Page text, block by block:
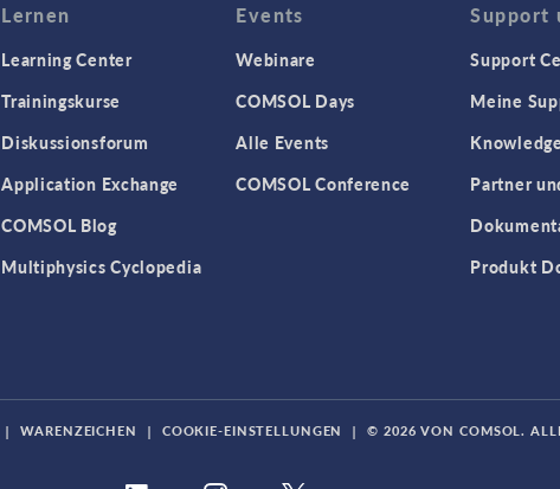
Lernen
Learning Center
Trainingskurse
Diskussionsforum
Application Exchange
COMSOL Blog
Multiphysics Cyclopedia
Events
Webinare
COMSOL Days
Alle Events
COMSOL Conference
Support
Support
Meine
Partner
Produkt
| WARENZEICHEN | COOKIE-EINSTELLUNGEN | © 2026 VON COMSOL.